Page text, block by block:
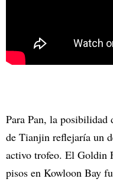
Para Pan, la posibilidad
de Tianjin reflejaría un
activo trofeo. El Goldin
pisos en Kowloon Bay